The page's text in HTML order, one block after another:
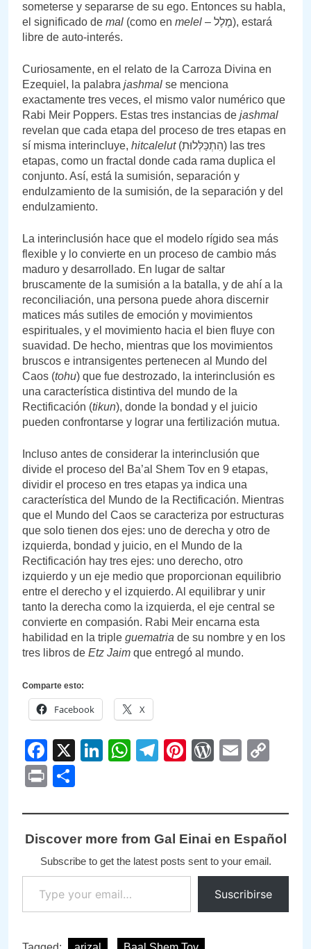
someterse y separarse de su ego. Entonces su habla,
el significado de mal (como en melel – מֶלֶל), estará
libre de auto-interés.
Curiosamente, en el relato de la Carroza Divina en
Ezequiel, la palabra jashmal se menciona
exactamente tres veces, el mismo valor numérico que
Rabi Meir Poppers. Estas tres instancias de jashmal
revelan que cada etapa del proceso de tres etapas en
sí misma interincluye, hitcalelut(הִתְכַּלְּלוּת) las tres
etapas, como un fractal donde cada rama duplica el
conjunto. Así, está la sumisión, separación y
endulzamiento de la sumisión, de la separación y del
endulzamiento.
La interinclusión hace que el modelo rígido sea más
flexible y lo convierte en un proceso de cambio más
maduro y desarrollado. En lugar de saltar
bruscamente de la sumisión a la batalla, y de ahí a la
reconciliación, una persona puede ahora discernir
matices más sutiles de emoción y movimientos
espirituales, y el movimiento hacia el bien fluye con
suavidad. De hecho, mientras que los movimientos
bruscos e intransigentes pertenecen al Mundo del
Caos (tohu) que fue destrozado, la interinclusión es
una característica distintiva del mundo de la
Rectificación (tikun), donde la bondad y el juicio
pueden confrontarse y lograr una fertilización mutua.
Incluso antes de considerar la interinclusión que
divide el proceso del Ba’al Shem Tov en 9 etapas,
dividir el proceso en tres etapas ya indica una
característica del Mundo de la Rectificación. Mientras
que el Mundo del Caos se caracteriza por estructuras
que solo tienen dos ejes: uno de derecha y otro de
izquierda, bondad y juicio, en el Mundo de la
Rectificación hay tres ejes: uno derecho, otro
izquierdo y un eje medio que proporcionan equilibrio
entre el derecho y el izquierdo. Al equilibrar y unir
tanto la derecha como la izquierda, el eje central se
convierte en compasión. Rabi Meir encarna esta
habilidad en la triple guematria de su nombre y en los
tres libros de Etz Jaim que entregó al mundo.
Comparte esto:
Facebook X
Facebook
X LinkedIn
WhatsApp
Telegram
PinterestEmail
Print
Discover more from Gal Einai en Español
Subscribe to get the latest posts sent to your email.
Type your email…
Suscribirse